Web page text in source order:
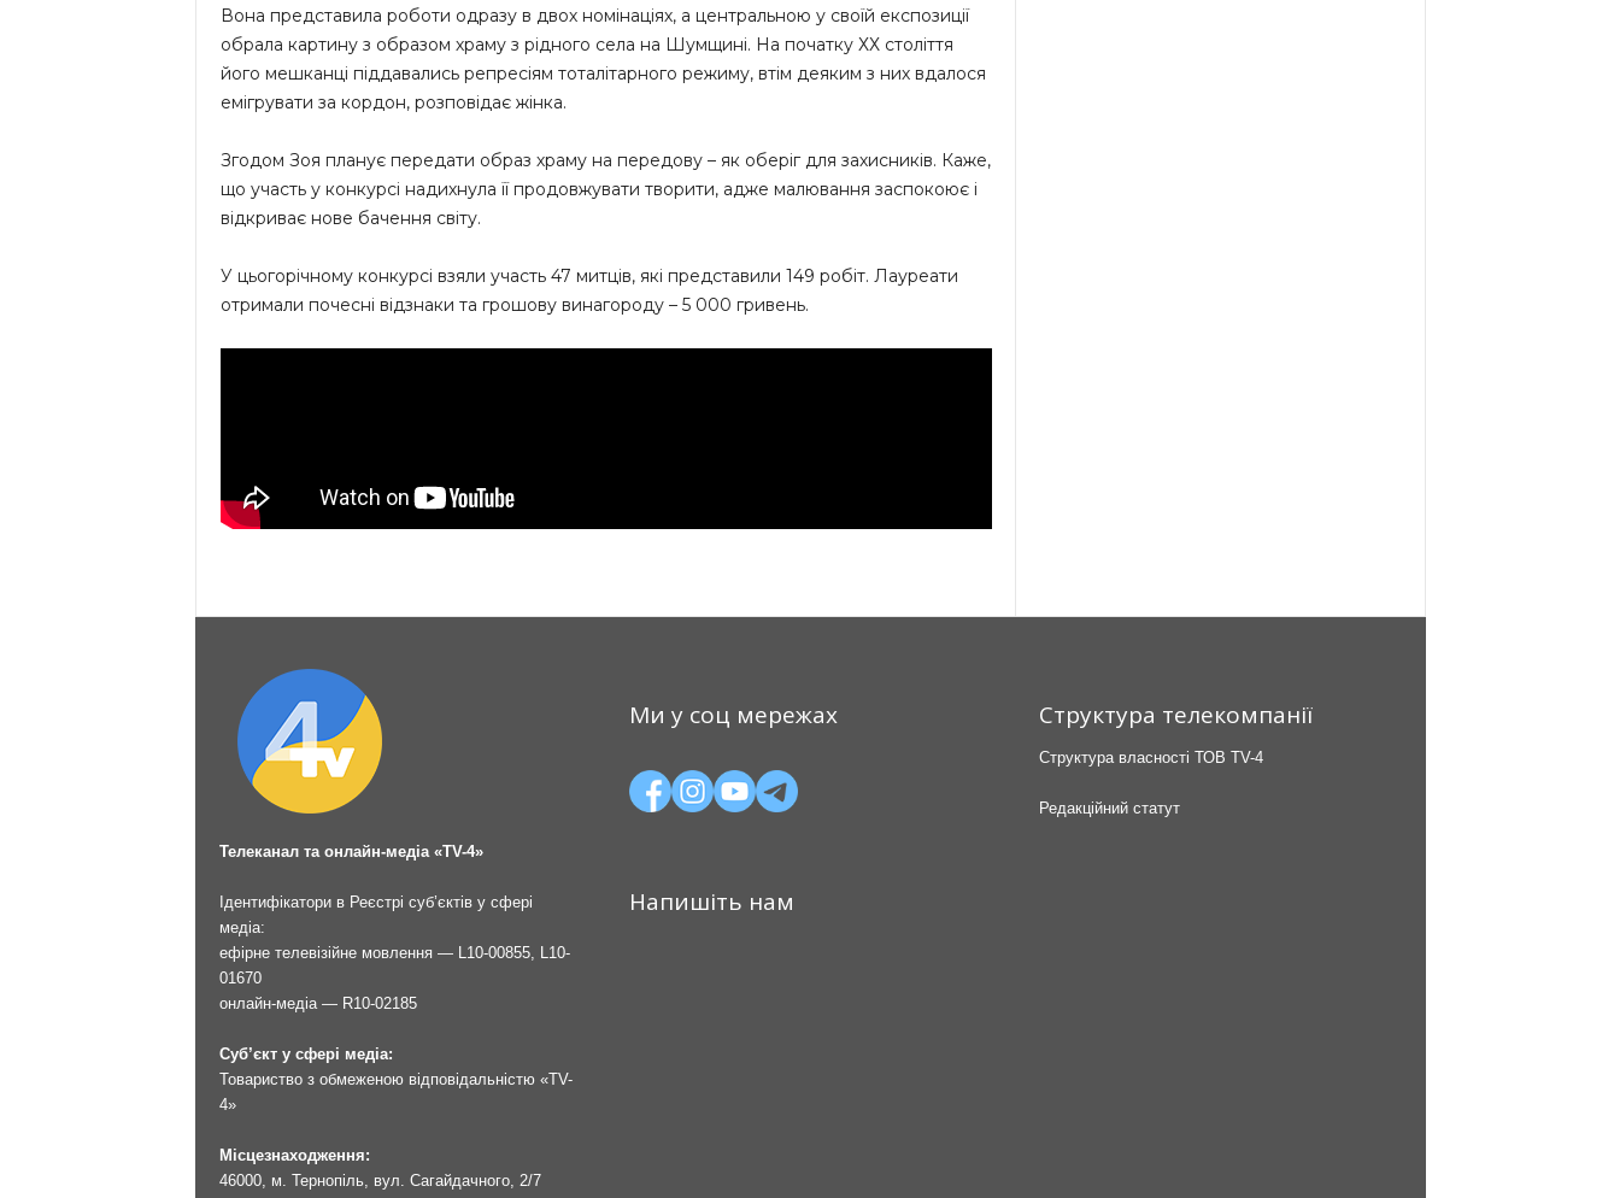
Вона представила роботи одразу в двох номінаціях, а центральною у своїй експозиції
обрала картину з образом храму з рідного села на Шумщині. На початку ХХ століття
його мешканці піддавались репресіям тоталітарного режиму, втім деяким з них вдалося
емігрувати за кордон, розповідає жінка.
Згодом Зоя планує передати образ храму на передову – як оберіг для захисників. Каже,
що участь у конкурсі надихнула її продовжувати творити, адже малювання заспокоює і
відкриває нове бачення світу.
У цьогорічному конкурсі взяли участь 47 митців, які представили 149 робіт. Лауреати
отримали почесні відзнаки та грошову винагороду – 5 000 гривень.
Телеканал та онлайн-медіа «TV-4»
Ідентифікатори в Реєстрі суб’єктів у сфері
медіа:
ефірне телевізійне мовлення — L10-00855, L10-
01670
онлайн-медіа — R10-02185
Суб’єкт у сфері медіа:
Товариство з обмеженою відповідальністю «TV-
4»
Місцезнаходження:
46000, м. Тернопіль, вул. Сагайдачного, 2/7
Ми у соц мережах
Напишіть нам
Структура телекомпанії
Структура власності ТОВ TV-4
Редакційний статут